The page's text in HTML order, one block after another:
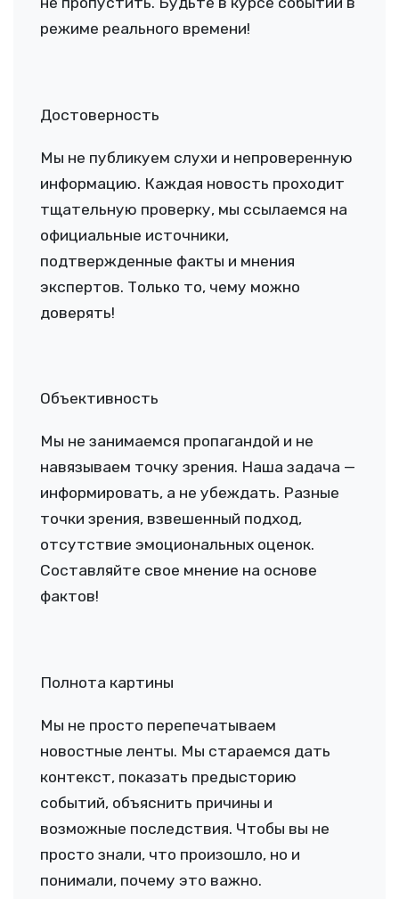
режиме реального времени!
Достоверность
Мы не публикуем слухи и непроверенную
информацию. Каждая новость проходит
тщательную проверку, мы ссылаемся на
официальные источники,
подтвержденные факты и мнения
экспертов. Только то, чему можно
доверять!
Объективность
Мы не занимаемся пропагандой и не
навязываем точку зрения. Наша задача —
информировать, а не убеждать. Разные
точки зрения, взвешенный подход,
отсутствие эмоциональных оценок.
Составляйте свое мнение на основе
фактов!
Полнота картины
Мы не просто перепечатываем
новостные ленты. Мы стараемся дать
контекст, показать предысторию
событий, объяснить причины и
возможные последствия. Чтобы вы не
просто знали, что произошло, но и
понимали, почему это важно.